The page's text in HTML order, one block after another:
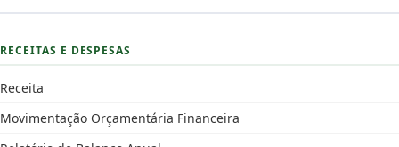
RECEITAS E DESPESAS
Receita
Movimentação Orçamentária Financeira